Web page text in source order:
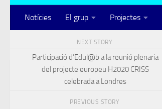
Notícies El grup Projectes
NEXT STORY
Participació d’Edul@b a la reunió plenaria
del projecte europeu H2020 CRISS
celebrada a Londres
PREVIOUS STORY